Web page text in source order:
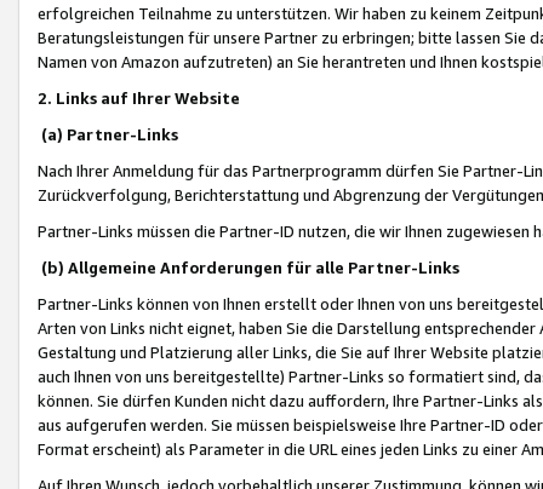
erfolgreichen Teilnahme zu unterstützen. Wir haben zu keinem
Beratungsleistungen für unsere Partner zu erbringen; bitte lassen Sie
Namen von Amazon aufzutreten) an Sie herantreten und Ihnen
2. Links auf Ihrer Website
(a) Partner-Links
Nach Ihrer Anmeldung für das Partnerprogramm dürfen Sie Partner-
Zurückverfolgung, Berichterstattung und Abgrenzung der
Partner-Links müssen die Partner-ID nutzen, die wir Ihnen zugewiesen
(b) Allgemeine Anforderungen für alle Partner-Links
Partner-Links können von Ihnen erstellt oder Ihnen von uns
Arten von Links nicht eignet, haben Sie die Darstellung
Gestaltung und Platzierung aller Links, die Sie auf Ihrer Website
auch Ihnen von uns bereitgestellte) Partner-Links so formatiert sind,
können. Sie dürfen Kunden nicht dazu auffordern, Ihre Partner-Links
aus aufgerufen werden. Sie müssen beispielsweise Ihre Partner-ID
Format erscheint) als Parameter in die URL eines jeden Links zu einer
Auf Ihren Wunsch, jedoch vorbehaltlich unserer Zustimmung, können